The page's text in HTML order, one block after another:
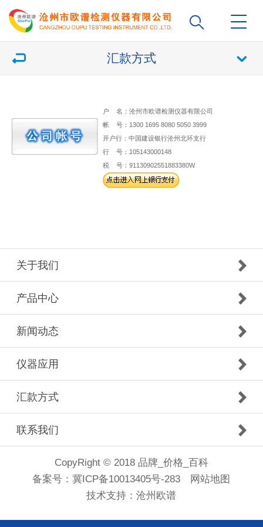
汇款方式
户 名：沧州市欧谱检测仪器有限公司
帐 号：1300 1695 8080 5050 3999
开户行：中国建设银行沧州北环支行
行 号：105143000148
税 号：91130902551883380W
关于我们
产品中心
新闻动态
仪器应用
汇款方式
联系我们
CopyRight © 2018 品牌_价格_百科
备案号：冀ICP备10013405号-283
网站地图
技术支持：沧州欧谱